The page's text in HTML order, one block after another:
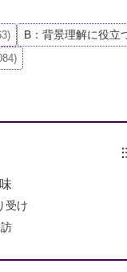
B：背景理解に役立
受け